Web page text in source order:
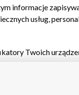
informacje
usług,
Twoich
reklam,
pomiaru